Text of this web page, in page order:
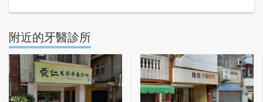
附近的牙醫診所